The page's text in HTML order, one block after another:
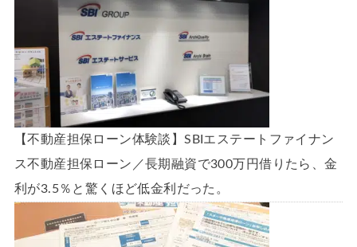
【不動産担保ローン体験談】SBIエステートファイナン
ス不動産担保ローン／長期融資で300万円借りたら、金
利が3.5％と驚くほど低金利だった。